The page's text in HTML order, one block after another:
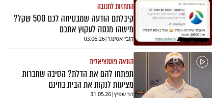
התחזות לתנובה
קיבלתם הודעה שמבטיחה לכם 500 שקל?
מישהו מנסה לעקוץ אתכם
קובי אטינגר|
03.06.26
הונאה פוטנציאלית
תפתחו להם את הדלת? הסיבה שחברות
מציעות לנקות את הבית בחינם
דני שפיץ|
31.05.26